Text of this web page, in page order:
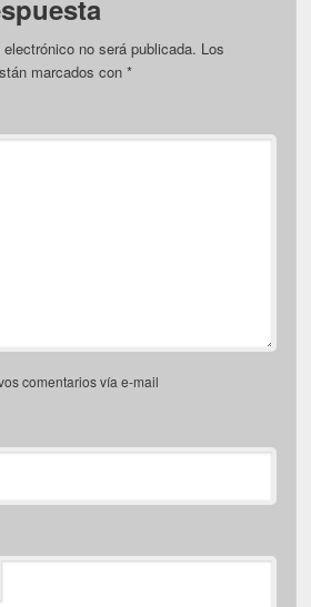
no será publicada. Los
marcados con*
comentarios vía e-mail